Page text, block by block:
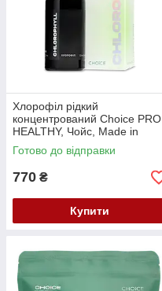
Хлорофіл рідкий
концентрований Choice PRO
HEALTHY, Чойс, Made in
Ukraine, 50 мл
Готово до відправки
770 ₴
Купити